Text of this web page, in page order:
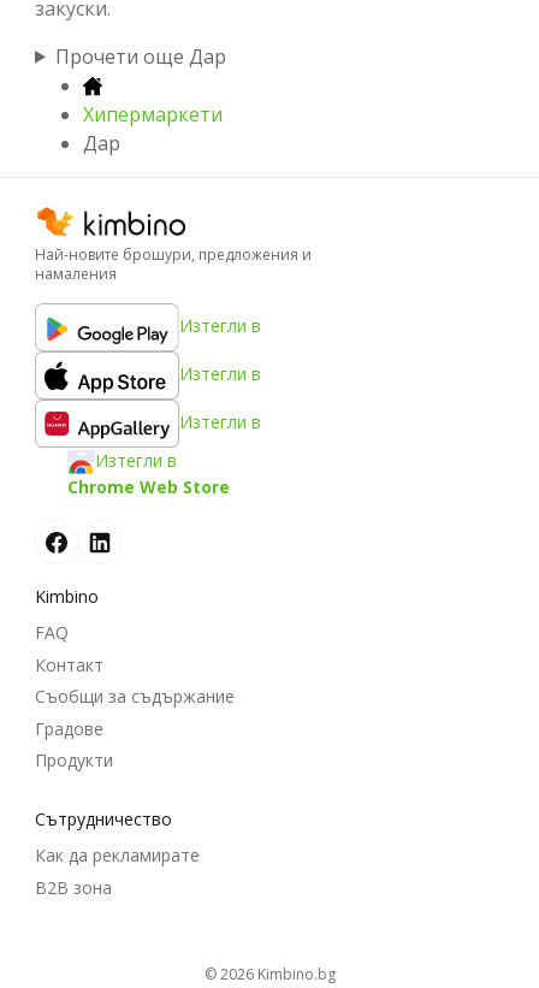
закуски.
Прочети още Дар
Хипермаркети
Дар
Най-новите брошури, предложения и
намаления
Изтегли в
Изтегли в
Изтегли в
Изтегли в
Chrome Web Store
Kimbino
FAQ
Контакт
Съобщи за съдържание
Градове
Продукти
Cътрудничество
Как да рекламирате
B2B зона
© 2026 kimbino.bg